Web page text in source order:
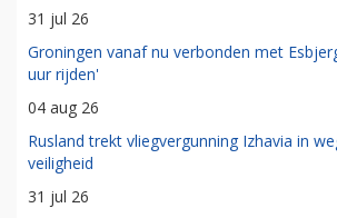
31 jul 26
Groningen vanaf nu verbonden met
uur rijden'
04 aug 26
Rusland trekt vliegvergunning Izhavia in
veiligheid
31 jul 26